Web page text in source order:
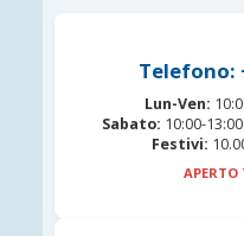
Telefono:
Lun-Ven:
Sabato: 10:00-
Festivi: